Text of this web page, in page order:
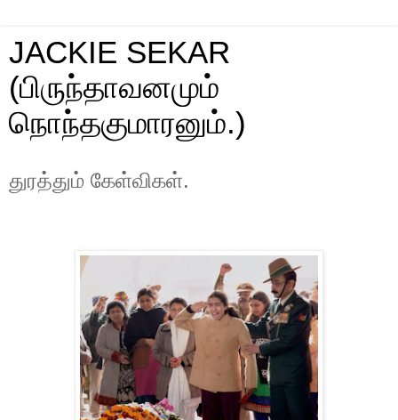
JACKIE SEKAR
(பிருந்தாவனமும்
நொந்தகுமாரனும்.)
துரத்தும் கேள்விகள்.